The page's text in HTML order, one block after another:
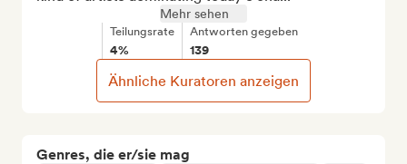
Genres, die er/sie mag
Mehr sehen
Teilungsrate
4%
Antworten gegeben
139
Ähnliche Kuratoren anzeigen